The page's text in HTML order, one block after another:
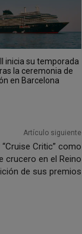
inicia su temporada
la ceremonia de
en Barcelona
Artículo siguiente
Critic” como
crucero en el Reino
de sus premios